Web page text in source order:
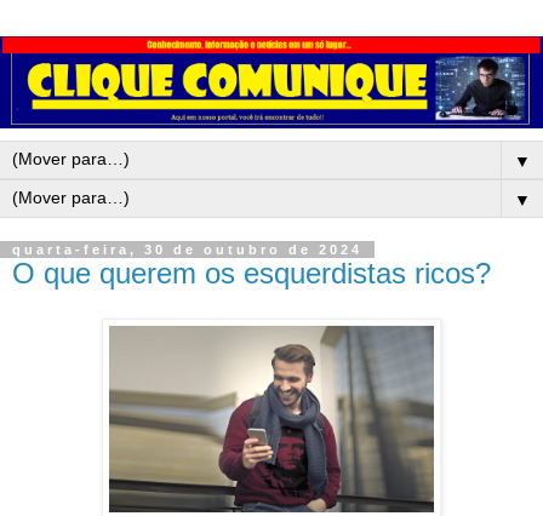
▼
▼
quarta-feira, 30 de outubro de 2024
O que querem os esquerdistas ricos?